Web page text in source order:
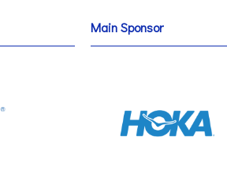
Main Sponsor